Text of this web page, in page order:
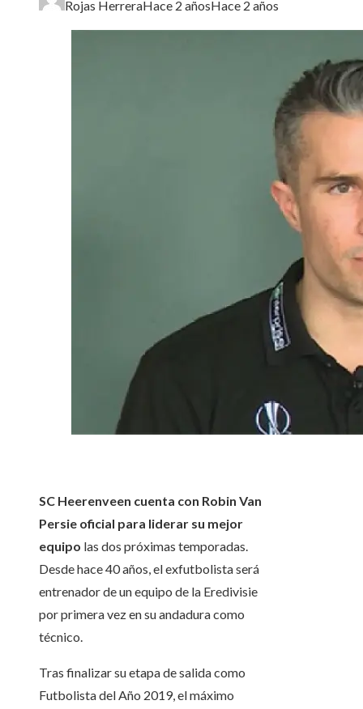
Rojas HerreraHace 2 añosHace 2 años
SC Heerenveen cuenta con Robin Van
Persie oficial para liderar su mejor
equipo las dos próximas temporadas.
Desde hace 40 años, el exfutbolista será
entrenador de un equipo de la Eredivisie
por primera vez en su andadura como
técnico.
Tras finalizar su etapa de salida como
Futbolista del Año 2019, el máximo